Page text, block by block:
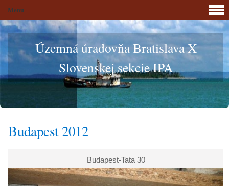
Územná úradovňa Bratislava X
Slovenskej sekcie IPA
Budapest 2012
Budapest-Tata 30
Menu